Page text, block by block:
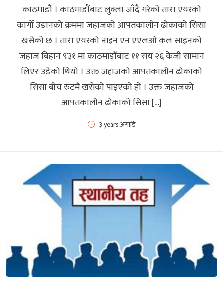
काठमाडौं । काठमाडौंबाट लुक्ला जाँदै गरेको तारा एयरको
कार्गो उडानको क्रममा जहाजको आपतकालीन ढोकाको सिसा
खसेको छ । तारा एयरको नाइन एन एएलओ कल साइनको
जहाज बिहान ९ः३१ मा काठमाडौंबाट ११ सय २६ केजी सामान
लिएर उडेको थियो । उक्त जहाजको आपतकालीन ढोकाको
सिसा बीच रुटमै खसेको पाइएको हो । उक्त जहाजको
आपतकालीन ढोकाको सिसा […]
३ years अगाडि